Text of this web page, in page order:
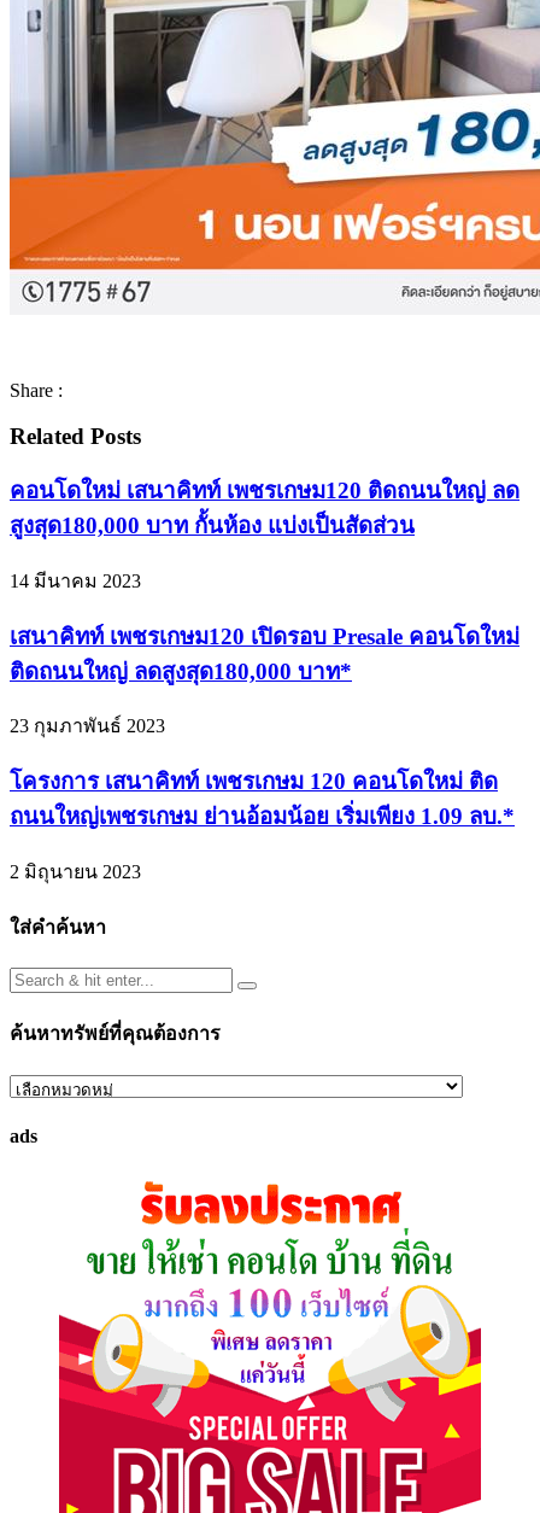
Share :
Related Posts
คอนโดใหม่ เสนาคิทท์ เพชรเกษม120 ติดถนนใหญ่ ลด
สูงสุด180,000 บาท กั้นห้อง แบ่งเป็นสัดส่วน
14 มีนาคม 2023
เสนาคิทท์ เพชรเกษม120 เปิดรอบ Presale คอนโดใหม่
ติดถนนใหญ่ ลดสูงสุด180,000 บาท*
23 กุมภาพันธ์ 2023
โครงการ เสนาคิทท์ เพชรเกษม 120 คอนโดใหม่ ติด
ถนนใหญ่เพชรเกษม ย่านอ้อมน้อย เริ่มเพียง 1.09 ลบ.*
2 มิถุนายน 2023
ใส่คำค้นหา
ค้นหาทรัพย์ที่คุณต้องการ
ค้นหา
ที่
ads